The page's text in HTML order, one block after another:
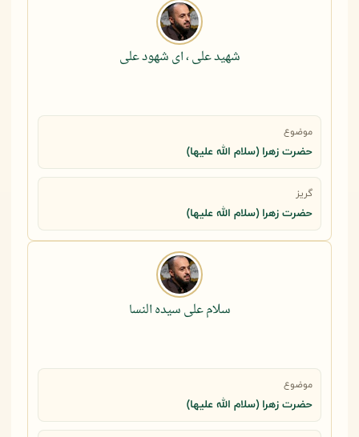
شهید علی ، ای شهود علی
موضوع
حضرت زهرا (سلام الله علیها)
گریز
حضرت زهرا (سلام الله علیها)
سلام علی سیده النسا
موضوع
حضرت زهرا (سلام الله علیها)